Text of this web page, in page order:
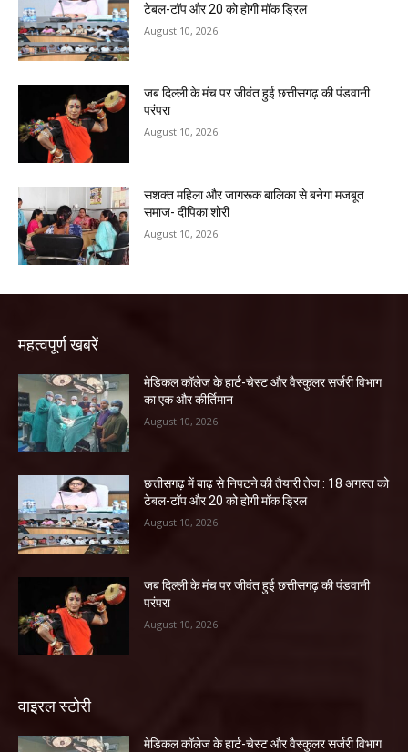
टेबल-टॉप और 20 को होगी मॉक ड्रिल
August 10, 2026
जब दिल्ली के मंच पर जीवंत हुई छत्तीसगढ़ की पंडवानी
परंपरा
August 10, 2026
सशक्त महिला और जागरूक बालिका से बनेगा मजबूत
समाज- दीपिका शोरी
August 10, 2026
महत्वपूर्ण खबरें
​मेडिकल कॉलेज के हार्ट-चेस्ट और वैस्कुलर सर्जरी विभाग
का एक और कीर्तिमान
August 10, 2026
छत्तीसगढ़ में बाढ़ से निपटने की तैयारी तेज : 18 अगस्त को
टेबल-टॉप और 20 को होगी मॉक ड्रिल
August 10, 2026
जब दिल्ली के मंच पर जीवंत हुई छत्तीसगढ़ की पंडवानी
परंपरा
August 10, 2026
वाइरल स्टोरी
​मेडिकल कॉलेज के हार्ट-चेस्ट और वैस्कुलर सर्जरी विभाग